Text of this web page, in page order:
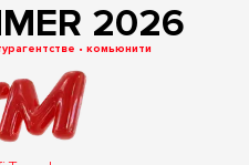
2026
• комьюнити